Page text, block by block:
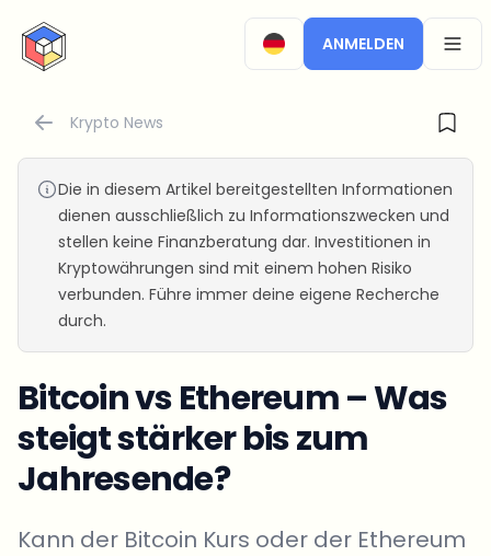
CryptoTicker
ANMELDEN
Krypto News
Die in diesem Artikel bereitgestellten Informationen
dienen ausschließlich zu Informationszwecken und
stellen keine Finanzberatung dar. Investitionen in
Kryptowährungen sind mit einem hohen Risiko
verbunden. Führe immer deine eigene Recherche
durch.
Bitcoin vs Ethereum – Was
steigt stärker bis zum
Jahresende?
Kann der Bitcoin Kurs oder der Ethereum